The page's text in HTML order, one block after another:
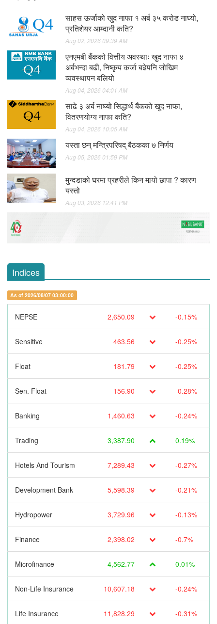
साहस ऊर्जाको खुद नाफा १ अर्ब ३५ करोड नाघ्यो,
प्रतिशेयर आम्दानी कति?
Aug 02, 2026 09:39 AM
एनएमबी बैंकको वित्तीय अवस्थाः खुद नाफा ४
अर्बभन्दा बढी, निष्कृय कर्जा बढेपनि जोखिम
व्यवस्थापन बलियो
Aug 04, 2026 04:01 AM
साढे ३ अर्ब नाघ्यो सिद्धार्थ बैंकको खुद नाफा,
वितरणयोग्य नाफा कति?
Aug 04, 2026 10:05 AM
यस्ता छन् मन्त्रिपरिषद् बैठकका ७ निर्णय
Aug 05, 2026 01:59 PM
मुन्दडाको घरमा प्रहरीले किन मार्‍यो छापा ? कारण
यस्तो
Aug 03, 2026 12:41 PM
Indices
As of 2026/08/07 03:00:00
NEPSE 2,650.09 -0.15%
Sensitive 463.56 -0.25%
Float 181.79 -0.25%
Sen. Float 156.90 -0.28%
Banking 1,460.63 -0.24%
Trading 3,387.90 0.19%
Hotels And Tourism 7,289.43 -0.27%
Development Bank 5,598.39 -0.21%
Hydropower 3,729.96 -0.13%
Finance 2,398.02 -0.7%
Microfinance 4,562.77 0.01%
Non-Life Insurance 10,607.18 -0.24%
Life Insurance 11,828.29 -0.31%